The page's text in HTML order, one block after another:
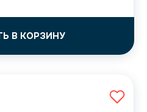
В КОРЗИНУ